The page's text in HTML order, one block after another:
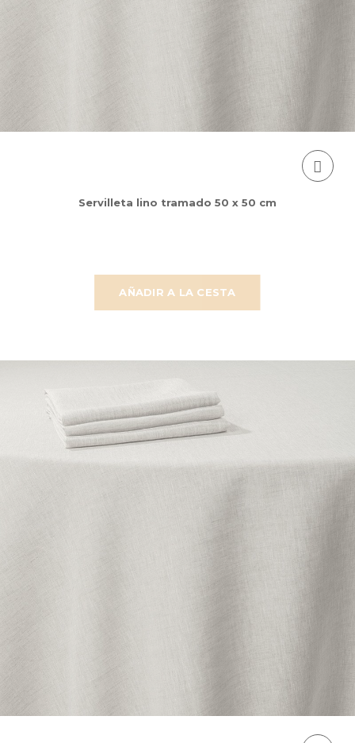
AÑADIR A LA CESTA
Servilleta lino tramado 50 x 50 cm